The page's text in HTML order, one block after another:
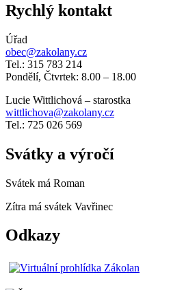
Rychlý kontakt
Úřad
obec@zakolany.cz
Tel.: 315 783 214
Pondělí, Čtvrtek: 8.00 – 18.00
Lucie Wittlichová – starostka
wittlichova@zakolany.cz
Tel.: 725 026 569
Svátky a výročí
Svátek má Roman
Zítra má svátek Vavřinec
Odkazy